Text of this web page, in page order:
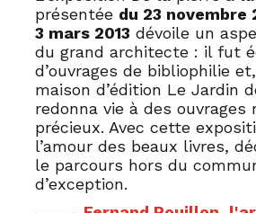
présentée du 23 novembre
3 mars 2013 dévoile un
du grand architecte : il fut
d’ouvrages de bibliophilie
maison d’édition Le Jardin
redonna vie à des ouvrages
précieux. Avec cette
l’amour des beaux livres,
le parcours hors du
d’exception.